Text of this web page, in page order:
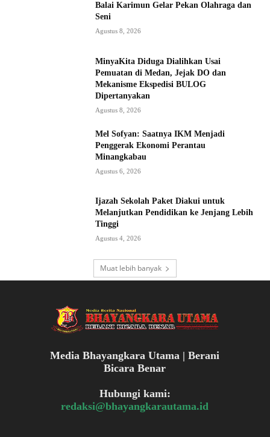
Balai Karimun Gelar Pekan Olahraga dan
Seni
Agustus 8, 2026
MinyaKita Diduga Dialihkan Usai
Pemuatan di Medan, Jejak DO dan
Mekanisme Ekspedisi BULOG
Dipertanyakan
Agustus 8, 2026
Mel Sofyan: Saatnya IKM Menjadi
Penggerak Ekonomi Perantau
Minangkabau
Agustus 6, 2026
Ijazah Sekolah Paket Diakui untuk
Melanjutkan Pendidikan ke Jenjang Lebih
Tinggi
Agustus 4, 2026
Muat lebih banyak
Media Bhayangkara Utama | Berani
Bicara Benar
Hubungi kami:
redaksi@bhayangkarautama.id